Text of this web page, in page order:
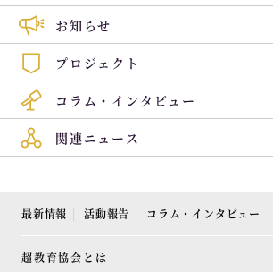
お知らせ
プロジェクト
コラム・インタビュー
関連ニュース
最新情報 活動報告 コラム・インタビュー
超教育協会とは